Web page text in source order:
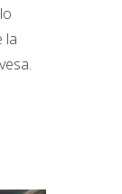
la